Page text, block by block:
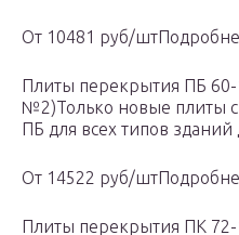
От 10481 руб/
Плиты перекрытия ПБ
№2)Только новые плиты
ПБ для всех типов
От 14522 руб/
Плиты перекрытия ПК 72-